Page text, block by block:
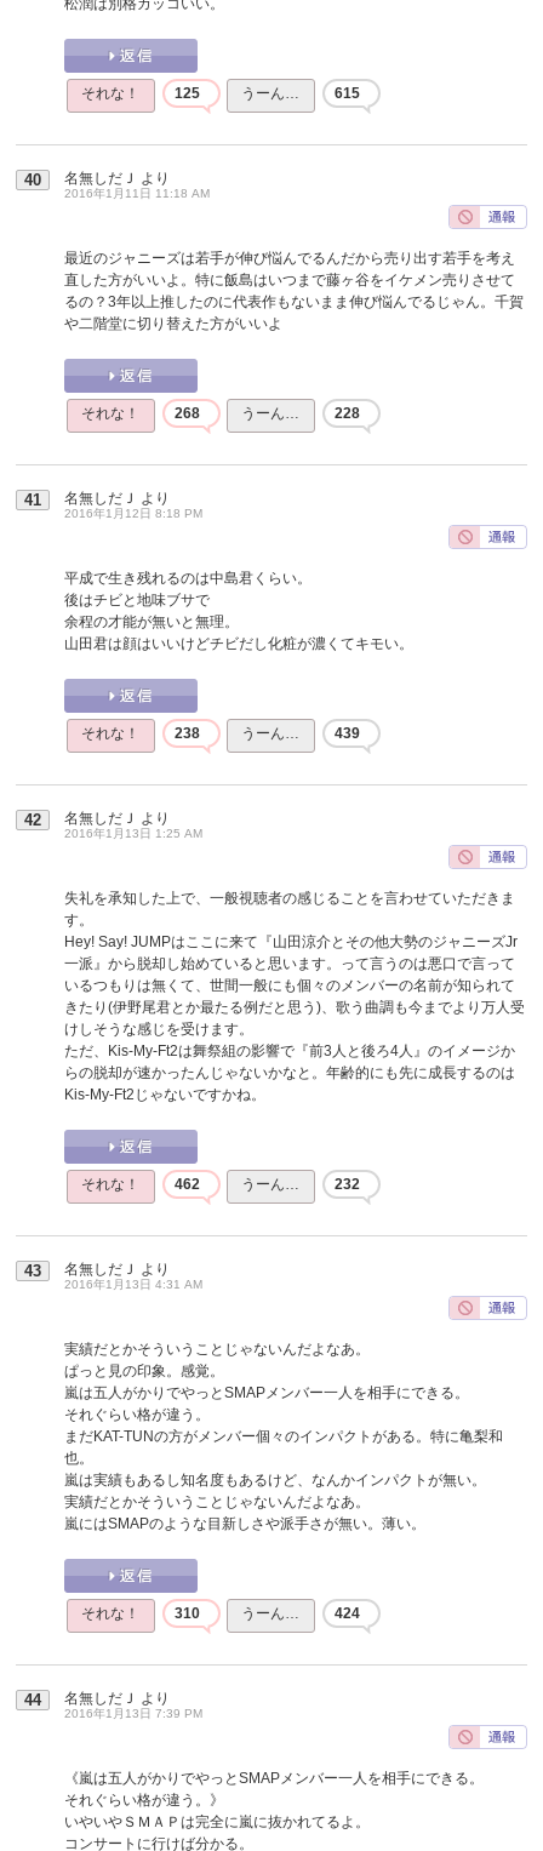
松潤は別格カッコいい。
それな！ 125 うーん… 615
40 名無しだＪ より
2016年1月11日 11:18 AM
最近のジャニーズは若手が伸び悩んでるんだから売り出す若手を考え
直した方がいいよ。特に飯島はいつまで藤ヶ谷をイケメン売りさせて
るの？3年以上推したのに代表作もないまま伸び悩んでるじゃん。千賀
や二階堂に切り替えた方がいいよ
それな！ 268 うーん… 228
41 名無しだＪ より
2016年1月12日 8:18 PM
平成で生き残れるのは中島君くらい。
後はチビと地味ブサで
余程の才能が無いと無理。
山田君は顔はいいけどチビだし化粧が濃くてキモい。
それな！ 238 うーん… 439
42 名無しだＪ より
2016年1月13日 1:25 AM
失礼を承知した上で、一般視聴者の感じることを言わせていただきま
す。
Hey! Say! JUMPはここに来て『山田涼介とその他大勢のジャニーズJr
一派』から脱却し始めていると思います。って言うのは悪口で言って
いるつもりは無くて、世間一般にも個々のメンバーの名前が知られて
きたり(伊野尾君とか最たる例だと思う)、歌う曲調も今までより万人受
けしそうな感じを受けます。
ただ、Kis-My-Ft2は舞祭組の影響で『前3人と後ろ4人』のイメージか
らの脱却が速かったんじゃないかなと。年齢的にも先に成長するのは
Kis-My-Ft2じゃないですかね。
それな！ 462 うーん… 232
43 名無しだＪ より
2016年1月13日 4:31 AM
実績だとかそういうことじゃないんだよなあ。
ぱっと見の印象。感覚。
嵐は五人がかりでやっとSMAPメンバー一人を相手にできる。
それぐらい格が違う。
まだKAT-TUNの方がメンバー個々のインパクトがある。特に亀梨和
也。
嵐は実績もあるし知名度もあるけど、なんかインパクトが無い。
実績だとかそういうことじゃないんだよなあ。
嵐にはSMAPのような目新しさや派手さが無い。薄い。
それな！ 310 うーん… 424
44 名無しだＪ より
2016年1月13日 7:39 PM
《嵐は五人がかりでやっとSMAPメンバー一人を相手にできる。
それぐらい格が違う。》
いやいやＳＭＡＰは完全に嵐に抜かれてるよ。
コンサートに行けば分かる。